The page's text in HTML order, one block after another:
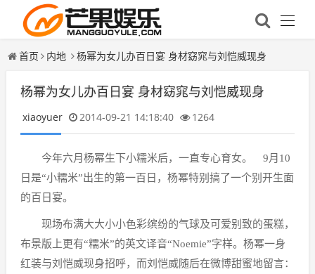
首页 内地 杨幂为女儿办百日宴 身材窈窕与刘恺威现身
杨幂为女儿办百日宴 身材窈窕与刘恺威现身
xiaoyuer 2014-09-21 14:18:40 1264
今年六月杨幂生下小糯米后，一直专心育女。 9月10
日是“小糯米”出生的第一百日，杨幂特别搞了一个别开生面
的百日宴。
现场布满大大小小色彩缤纷的气球及可爱别致的蛋糕，
布景版上更有“糯米”的英文译音“Noemie”字样。杨幂一身
红装与刘恺威现身招呼，而刘恺威随后在微博甜蜜地留言：